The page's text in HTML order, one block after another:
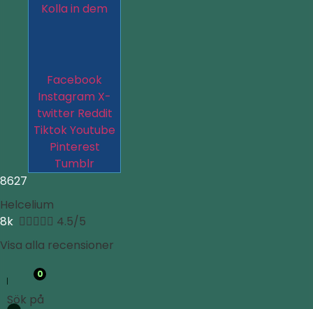
Kolla in dem
Facebook
Instagram X-
twitter Reddit
TiktokYoutube
Pinterest
Tumblr
8627
Helcelium
8k  4.5/5
Visa alla recensioner
0
Sök på